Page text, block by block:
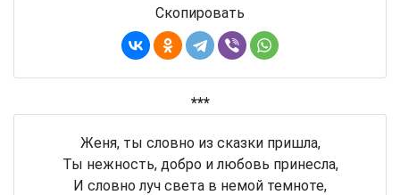
Скопировать
***
Женя, ты словно из сказки пришла,
Ты нежность, добро и любовь принесла,
И словно луч света в немой темноте,